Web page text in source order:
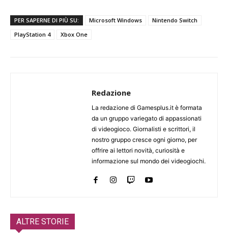
PER SAPERNE DI PIÙ SU: Microsoft Windows
Nintendo Switch
PlayStation 4
Xbox One
Redazione
La redazione di Gamesplus.it è formata
da un gruppo variegato di appassionati
di videogioco. Giornalisti e scrittori, il
nostro gruppo cresce ogni giorno, per
offrire ai lettori novità, curiosità e
informazione sul mondo dei videogiochi.
ALTRE STORIE